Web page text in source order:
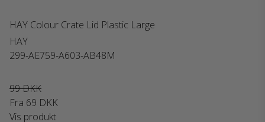
HAY Colour Crate Lid Plastic Large
HAY
299-AE759-A603-AB48M
99 DKK
Fra 69 DKK
Vis produkt